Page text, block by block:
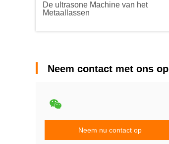
De ultrasone Machine van het
Metaallassen
Neem contact met ons op
Neem nu contact op